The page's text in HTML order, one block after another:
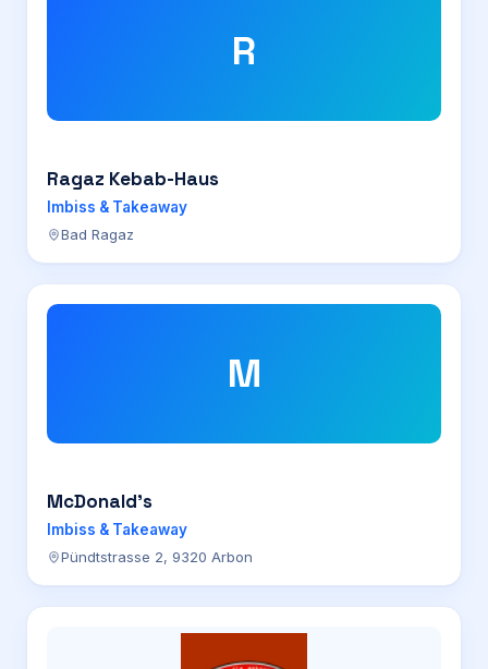
R
Ragaz Kebab-Haus
Imbiss & Takeaway
Bad Ragaz
M
McDonald’s
Imbiss & Takeaway
Pündtstrasse 2, 9320 Arbon